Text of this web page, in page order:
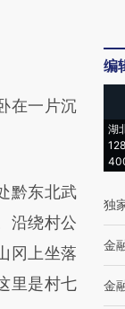
章
炼总结而
代表财
在一片沉
黔东北武
沿绕村公
冈上坐落
里是村七
编
湖
独
金
金